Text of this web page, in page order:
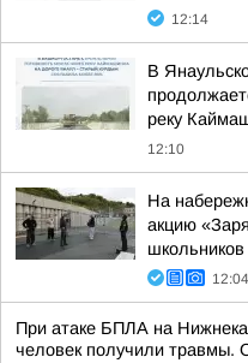
12:14
В
реку
12:10
На
акцию
школьников
12:04
При атаке БПЛА на
человек получили травмы.